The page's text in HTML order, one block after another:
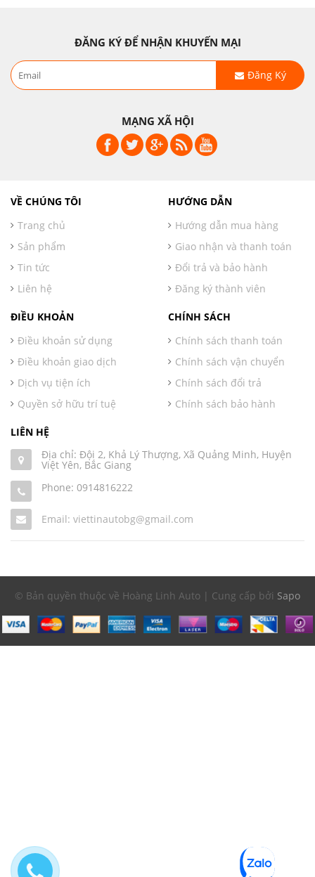
ĐĂNG KÝ ĐỂ NHẬN KHUYẾN MẠI
Đăng Ký
MẠNG XÃ HỘI
VỀ CHÚNG TÔI
Trang chủ
Sản phẩm
Tin tức
Liên hệ
HƯỚNG DẪN
Hướng dẫn mua hàng
Giao nhận và thanh toán
Đổi trả và bảo hành
Đăng ký thành viên
ĐIỀU KHOẢN
Điều khoản sử dụng
Điều khoản giao dịch
Dịch vụ tiện ích
Quyền sở hữu trí tuệ
CHÍNH SÁCH
Chính sách thanh toán
Chính sách vận chuyển
Chính sách đổi trả
Chính sách bảo hành
LIÊN HỆ
Địa chỉ: Đội 2, Khả Lý Thượng, Xã Quảng Minh, Huyện
Việt Yên, Bắc Giang
Phone: 0914816222
Email: viettinautobg@gmail.com
© Bản quyền thuộc về Hoàng Linh Auto | Cung cấp bởi Sapo